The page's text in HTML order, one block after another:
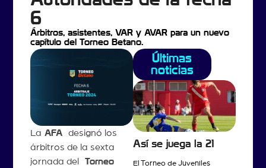
6
Árbitros, asistentes, VAR y AVAR para un nuevo
capítulo del Torneo Betano.
La AFAdesignó los
árbitros de la sexta
jornada del Torneo
Últimas
noticias
Así se juega la 21
El Torneo de Juveniles